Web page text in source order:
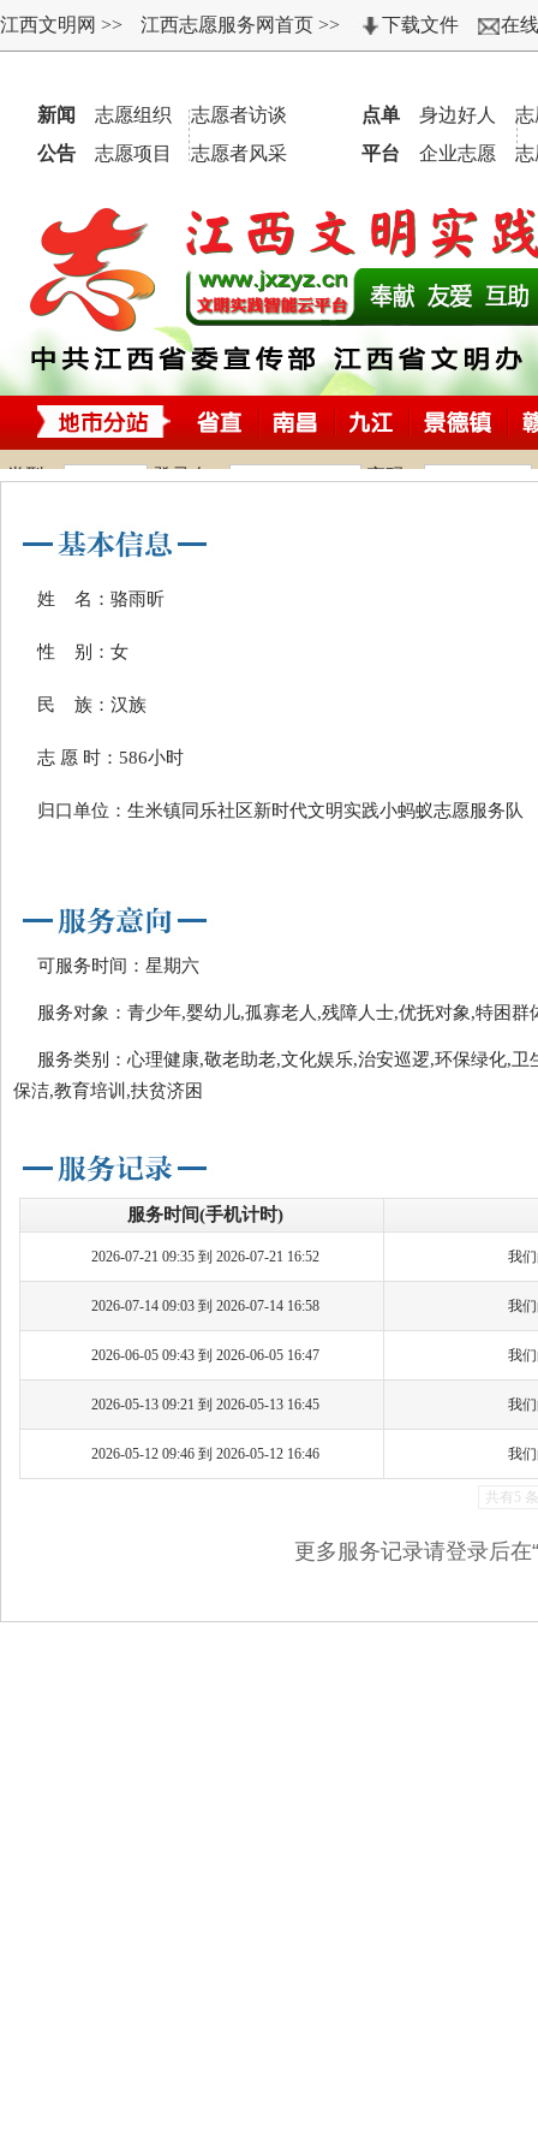
姓 名：骆雨昕
性 别：女
民 族：汉族
志 愿 时：586小时
归口单位：生米镇同乐社区新时代文明实践小蚂蚁志愿服务队
可服务时间：星期六
服务对象：青少年,婴幼儿,孤寡老人,残障人士,优抚对象,特困群
服务类别：心理健康,敬老助老,文化娱乐,治安巡逻,环保绿化,卫
保洁,教育培训,扶贫济困